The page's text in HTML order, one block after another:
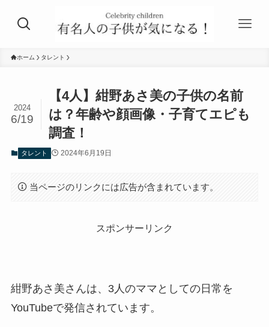
ホーム タレント
【4人】紺野あさ美の子供の名前
は？年齢や顔画像・子育てエピも
調査！
2024
6/19
タレント 2024年6月19日
当ページのリンクには広告が含まれています。
スポンサーリンク
紺野あさ美さんは、3人のママとしての日常を
YouTubeで発信されています。